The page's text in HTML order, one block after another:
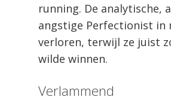
running. De analytische,
angstige Perfectionist in
verloren, terwijl ze juist
wilde winnen.
Verlammend